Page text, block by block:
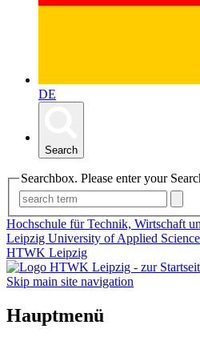
DE
Search
Searchbox. Please enter your
Hochschule für Technik, Wirtschaft
Leipzig University of Applied
HTWK Leipzig
Skip main site navigation
Hauptmenü